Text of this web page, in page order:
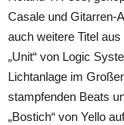
Casale und Gitarren-
auch weitere Titel
„Unit“ von Logic
Lichtanlage im
stampfenden Beats
„Bostich“ von Yello